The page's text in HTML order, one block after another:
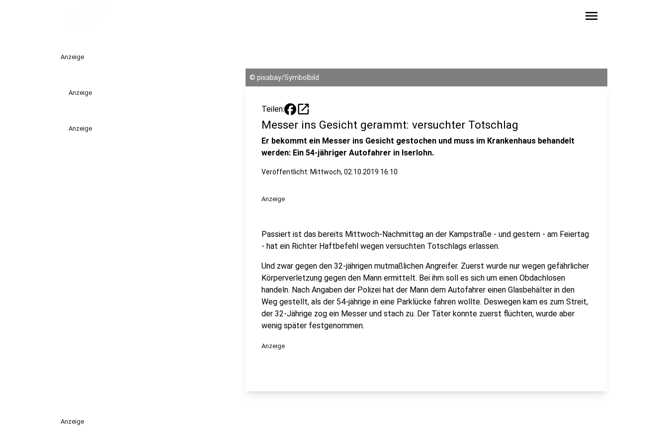
menu
Anzeige
Anzeige
Anzeige
© pixabay/Symbolbild
Teilen: open_in_new
Messer ins Gesicht gerammt: versuchter Totschlag
Er bekommt ein Messer ins Gesicht gestochen und muss im Krankenhaus behandelt
werden: Ein 54-jähriger Autofahrer in Iserlohn.
Veröffentlicht: Mittwoch, 02.10.2019 16:10
Anzeige
Passiert ist das bereits Mittwoch-Nachmittag an der Kampstraße - und gestern - am Feiertag
- hat ein Richter Haftbefehl wegen versuchten Totschlags erlassen.
Und zwar gegen den 32-jährigen mutmaßlichen Angreifer. Zuerst wurde nur wegen gefährlicher
Körperverletzung gegen den Mann ermittelt. Bei ihm soll es sich um einen Obdachlosen
handeln. Nach Angaben der Polizei hat der Mann dem Autofahrer einen Glasbehälter in den
Weg gestellt, als der 54-jährige in eine Parklücke fahren wollte. Deswegen kam es zum Streit,
der 32-Jährige zog ein Messer und stach zu. Der Täter konnte zuerst flüchten, wurde aber
wenig später festgenommen.
Anzeige
Anzeige